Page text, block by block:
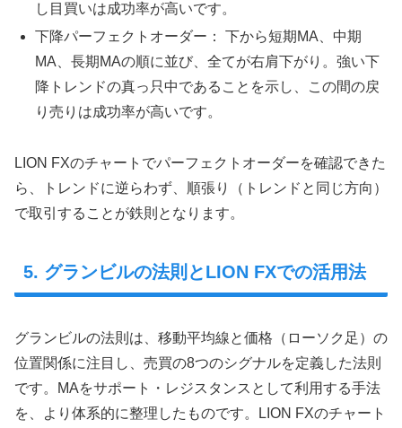
し目買いは成功率が高いです。
下降パーフェクトオーダー： 下から短期MA、中期
MA、長期MAの順に並び、全てが右肩下がり。強い下
降トレンドの真っ只中であることを示し、この間の戻
り売りは成功率が高いです。
LION FXのチャートでパーフェクトオーダーを確認できた
ら、トレンドに逆らわず、順張り（トレンドと同じ方向）
で取引することが鉄則となります。
5. グランビルの法則とLION FXでの活用法
グランビルの法則は、移動平均線と価格（ローソク足）の
位置関係に注目し、売買の8つのシグナルを定義した法則
です。MAをサポート・レジスタンスとして利用する手法
を、より体系的に整理したものです。LION FXのチャート